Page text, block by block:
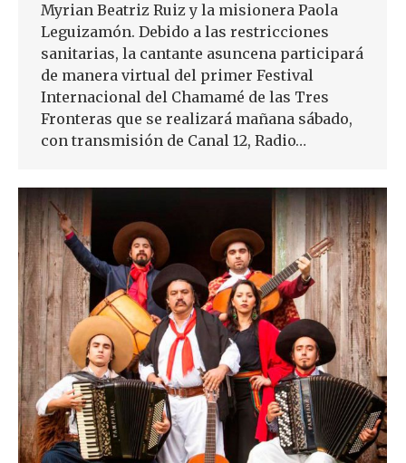
Myrian Beatriz Ruiz y la misionera Paola
Leguizamón. Debido a las restricciones
sanitarias, la cantante asuncena participará
de manera virtual del primer Festival
Internacional del Chamamé de las Tres
Fronteras que se realizará mañana sábado,
con transmisión de Canal 12, Radio…